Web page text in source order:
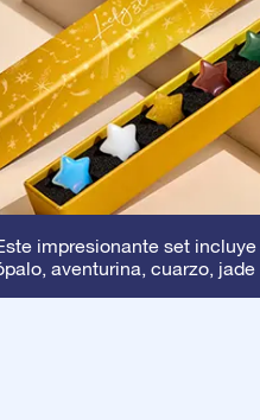
impresionante set
aventurina, cuarzo,